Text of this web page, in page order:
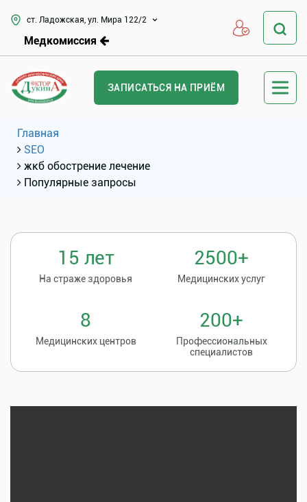
ст. Ладожская, ул. Мира 122/2
Медкомиссия
ЗАПИСАТЬСЯ НА ПРИЁМ
Главная
SEO
жкб обострение лечение
Популярные запросы
15 лет
На страже здоровья
2500+
Медицинских услуг
8
Медицинских центров
200+
Профессиональных
специалистов